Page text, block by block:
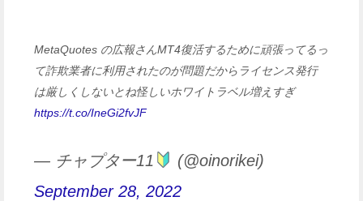
MetaQuotes の広報さんMT4復活するために頑張ってるっ
て詐欺業者に利用されたのが問題だからライセンス発行
は厳しくしないとね怪しいホワイトラベル増えすぎ
https://t.co/IneGi2fvJF
— チャプター11
(@oinorikei)
September 28, 2022